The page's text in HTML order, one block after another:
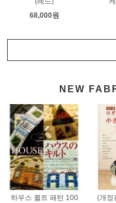
68,000원
NEW
하우스 퀼트 패턴 100
(개정